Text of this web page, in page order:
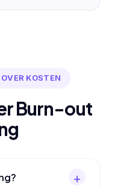
KOSTEN
Burn-out